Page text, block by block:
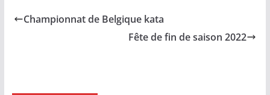
Championnat de Belgique kata
Fête de fin de saison 2022